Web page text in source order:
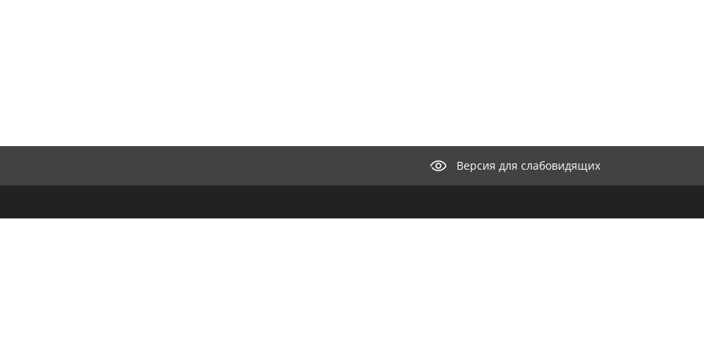
Версия для слабовидящих